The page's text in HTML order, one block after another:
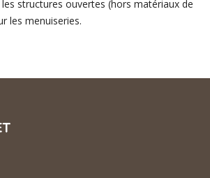
structures ouvertes (hors matériaux de
les menuiseries.